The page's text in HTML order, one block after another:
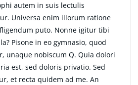
autem in suis lectulis
Universa enim illorum ratione
puto. Nonne igitur tibi
Pisone in eo gymnasio, quod
unaque nobiscum Q. Quia dolori
est, sed doloris privatio. Sed
et recta quidem ad me. An